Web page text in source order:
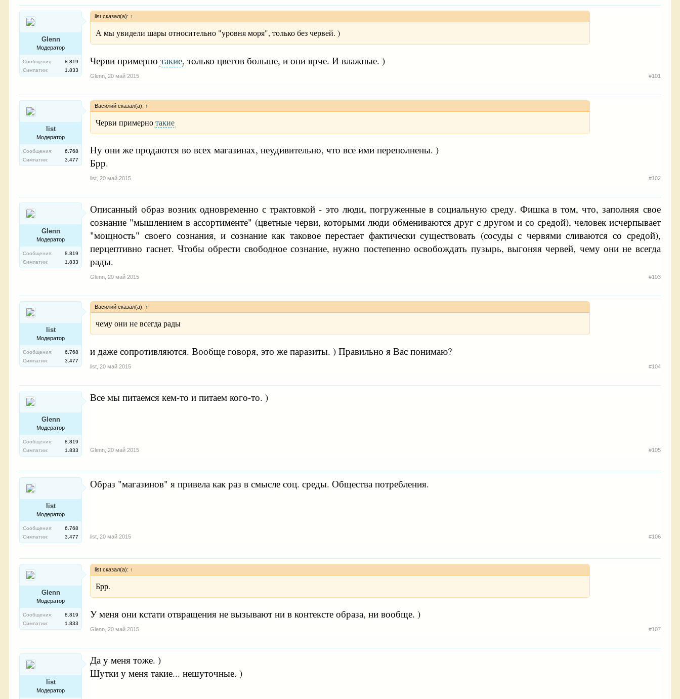
Glenn
Модератор
Сообщения:
8.819
Симпатии:
1.833
list сказал(а): ↑
А мы увидели шары относительно "уровня моря", только без червей. )
Черви примернотакие, только цветов больше, и они ярче. И влажные. )
Glenn 20 май 2015 #101
list
Модератор
Сообщения:
6.768
Симпатии:
3.477
Василий сказал(а): ↑
Черви примернотакие
Ну они же продаются во всех магазинах, неудивительно, что все ими переполнены. )
Брр.
list 20 май 2015 #102
Glenn
Модератор
Сообщения:
8.819
Симпатии:
1.833
Описанный образ возник одновременно с трактовкой - это люди, погруженные в социальную среду. Фишка в том, что, заполняя свое
сознание "мышлением в ассортименте" (цветные черви, которыми люди обмениваются друг с другом и со средой), человек исчерпывает
"мощность" своего сознания, и сознание как таковое перестает фактически существовать (сосуды с червями сливаются со средой),
перцептивно гаснет. Чтобы обрести свободное сознание, нужно постепенно освобождать пузырь, выгоняя червей, чему они не всегда
рады.
Glenn 20 май 2015 #103
list
Модератор
Сообщения:
6.768
Симпатии:
3.477
Василий сказал(а): ↑
чему они не всегда рады
и даже сопротивляются. Вообще говоря, это же паразиты. ) Правильно я Вас понимаю?
list 20 май 2015 #104
Glenn
Модератор
Сообщения:
8.819
Симпатии:
1.833
Все мы питаемся кем-то и питаем кого-то. )
Glenn 20 май 2015 #105
list
Модератор
Сообщения:
6.768
Симпатии:
3.477
Образ "магазинов" я привела как раз в смысле соц. среды. Общества потребления.
list 20 май 2015 #106
Glenn
Модератор
Сообщения:
8.819
Симпатии:
1.833
list сказал(а): ↑
Брр.
У меня они кстати отвращения не вызывают ни в контексте образа, ни вообще. )
Glenn 20 май 2015 #107
list
Модератор
Да у меня тоже. )
Шутки у меня такие... нешуточные. )